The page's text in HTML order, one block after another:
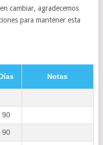
cambiar, agradecemos
para mantener esta
Notas
90
90